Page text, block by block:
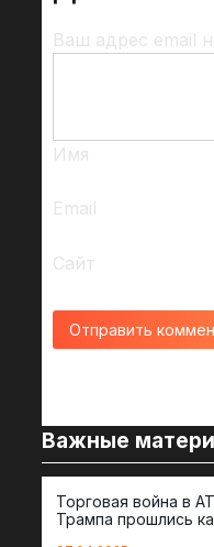
Ваш адрес email
Имя
Email
Сайт
Важные
Торговая война в
Трампа прошлись